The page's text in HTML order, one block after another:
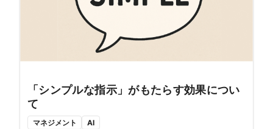
「シンプルな指示」がもたらす効果につい
て
マネジメント
AI